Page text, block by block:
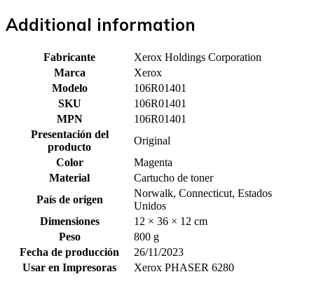
Additional information
Fabricante
Xerox Holdings Corporation
Marca
Xerox
Modelo
106R01401
SKU
106R01401
MPN
106R01401
Presentación del
producto
Original
Color
Magenta
Material
Cartucho de toner
País de origen
Norwalk, Connecticut, Estados
Unidos
Dimensiones
12 × 36 × 12 cm
Peso
800 g
Fecha de producción
26/11/2023
Usar en Impresoras
Xerox PHASER 6280